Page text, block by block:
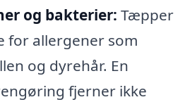
og bakterier: Tæpper
for allergener som
og dyrehår. En
fjerner ikke